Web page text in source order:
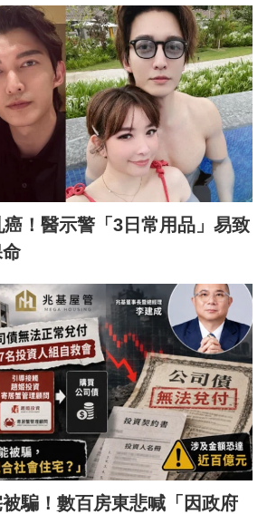
！醫示警「3日常用品」易致
騙！數百房東悲喊「因政府